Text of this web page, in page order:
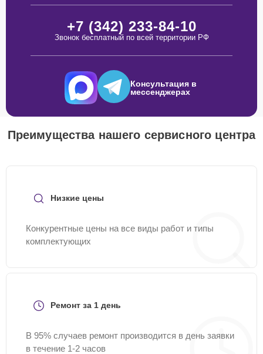
+7 (342) 233-84-10
Звонок бесплатный по всей территории РФ
Консультация в
мессенджерах
Преимущества нашего сервисного центра
Низкие цены
Конкурентные цены на все виды работ и типы
комплектующих
Ремонт за 1 день
В 95% случаев ремонт производится в день заявки
в течение 1-2 часов